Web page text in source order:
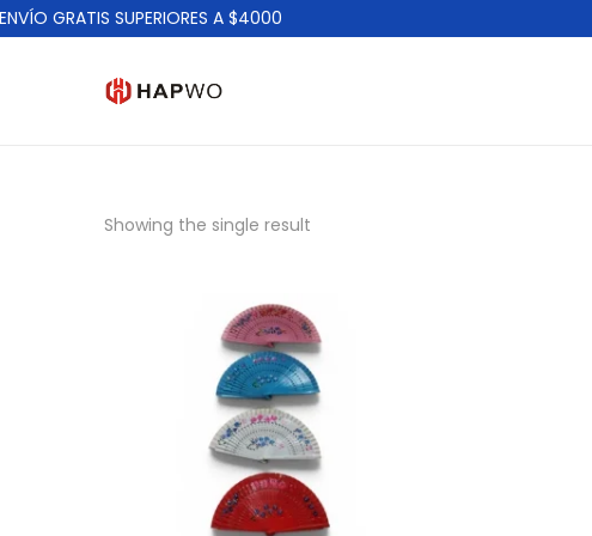
GRATIS SUPERIORES A $4000
Showing the single result